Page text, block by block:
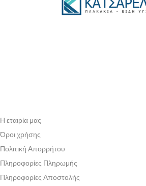
Η εταιρία μας
Όροι χρήσης
Πολιτική Απορρήτου
Πληροφορίες Πληρωμής
Πληροφορίες Αποστολής